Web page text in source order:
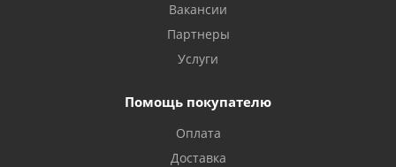
Вакансии
Партнеры
Услуги
Помощь покупателю
Оплата
Доставка